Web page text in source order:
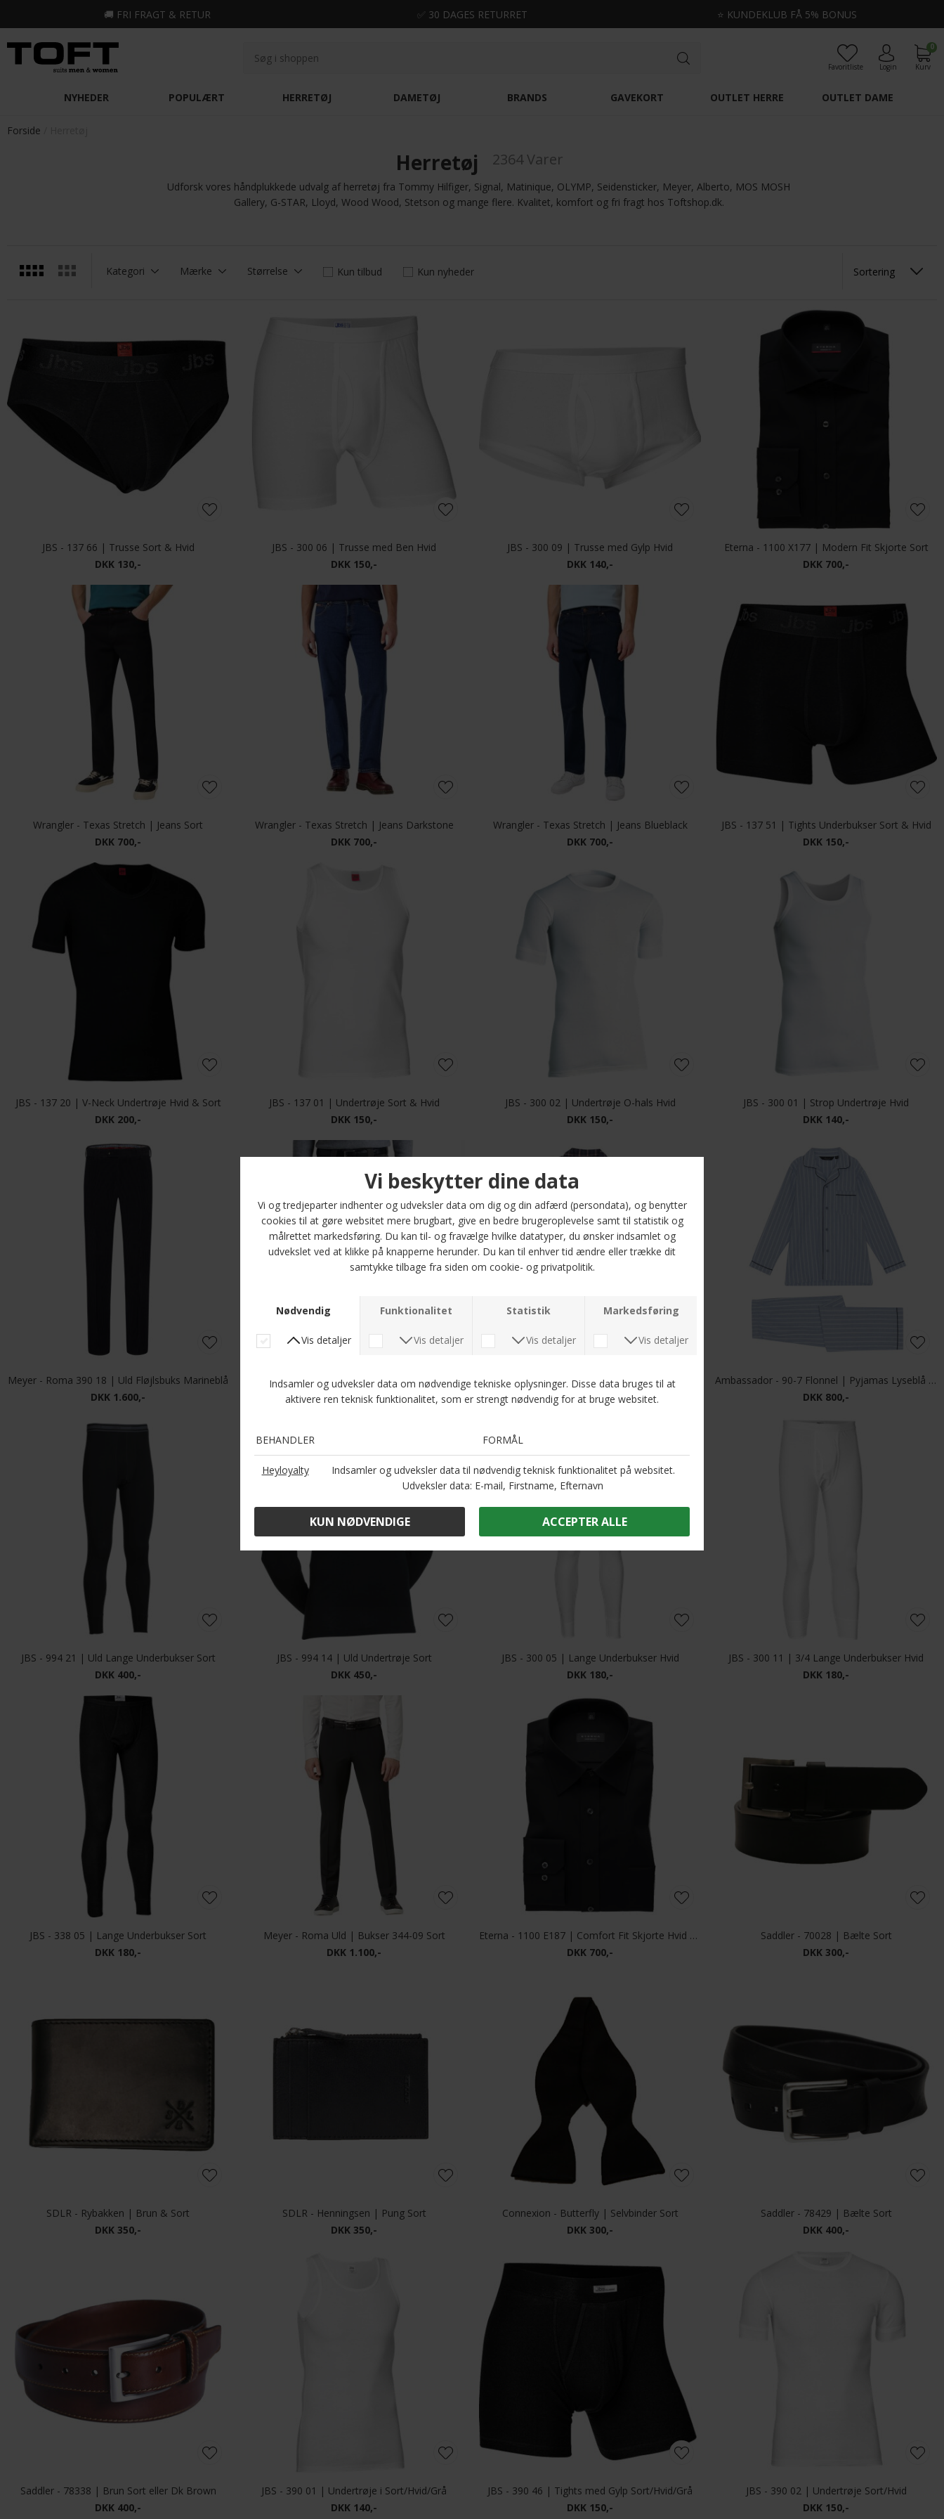
🚚 FRI FRAGT & RETUR ✅ 30 DAGES RETURRET ⭐ KUNDEKLUB FÅ 5% BONUS
Kurv
0
Login
Favoritliste
NYHEDER POPULÆRT HERRETØJ DAMETØJ BRANDS GAVEKORT OUTLET HERRE OUTLET DAME
Forside
Herretøj 2364 Varer
Udforsk vores håndplukkede udvalg af herretøj fra Tommy Hilfiger, Signal, Matinique, OLYMP, Seidensticker, Meyer, Alberto, MOS MOSH
Gallery, G-STAR, Lloyd, Wood Wood, Stetson og mange flere. Kvalitet, komfort og fri fragt hos Toftshop.dk.
Kategori Mærke Størrelse Kun tilbud Kun nyheder
JBS - 137 66 | Trusse Sort & Hvid
DKK 130,-
JBS - 300 06 | Trusse med Ben Hvid
DKK 150,-
JBS - 300 09 | Trusse med Gylp Hvid
DKK 140,-
Eterna - 1100 X177 | Modern Fit Skjorte Sort
DKK 700,-
Wrangler - Texas Stretch | Jeans Sort
DKK 700,-
Wrangler - Texas Stretch | Jeans Darkstone
DKK 700,-
Wrangler - Texas Stretch | Jeans Blueblack
DKK 700,-
JBS - 137 51 | Tights Underbukser Sort & Hvid
DKK 150,-
JBS - 137 20 | V-Neck Undertrøje Hvid & Sort
DKK 200,-
JBS - 137 01 | Undertrøje Sort & Hvid
DKK 150,-
JBS - 300 02 | Undertrøje O-hals Hvid
DKK 150,-
JBS - 300 01 | Strop Undertrøje Hvid
DKK 140,-
Meyer - Roma 390 18 | Uld Fløjlsbuks Marineblå
DKK 1.600,-
Meyer - Roma Uld Fløjl | Bukser 2-390 Grå
DKK 1.600,-
DKK 700,-
Ambassador - 90-7 Flonnel | Pyjamas Lyseblå M. Strib
DKK 800,-
JBS - 994 21 | Uld Lange Underbukser Sort
DKK 400,-
JBS - 994 14 | Uld Undertrøje Sort
DKK 450,-
JBS - 300 05 | Lange Underbukser Hvid
DKK 180,-
JBS - 300 11 | 3/4 Lange Underbukser Hvid
DKK 180,-
JBS - 338 05 | Lange Underbukser Sort
DKK 180,-
Meyer - Roma Uld | Bukser 344-09 Sort
DKK 1.100,-
Eterna - 1100 E187 | Comfort Fit Skjorte Hvid & Sort
DKK 700,-
Saddler - 70028 | Bælte Sort
DKK 300,-
SDLR - Rybakken | Brun & Sort
DKK 350,-
SDLR - Henningsen | Pung Sort
DKK 350,-
Connexion - Butterfly | Selvbinder Sort
DKK 300,-
Saddler - 78429 | Bælte Sort
DKK 400,-
Saddler - 78338 | Brun Sort eller Dk Brown
DKK 400,-
JBS - 390 01 | Undertrøje i Sort/Hvid/Grå
DKK 140,-
JBS - 390 46 | Tights med Gylp Sort/Hvid/Grå
DKK 150,-
JBS - 390 02 | Undertrøje Sort/Hvid
DKK 150,-